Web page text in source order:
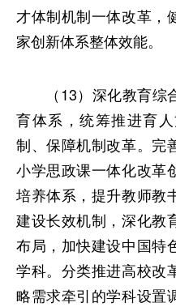
才体制机制一体改革，
家创新体系整体效能。
（13）深化教育
育体系，统筹推进育
制、保障机制改革。完
小学思政课一体化改革
培养体系，提升教师教
建设长效机制，深化教
布局，加快建设中国特
学科。分类推进高校改
略需求牵引的学科设置